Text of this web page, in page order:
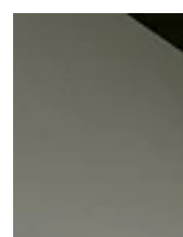
者。保險經紀提供多樣化方案與中立建議！